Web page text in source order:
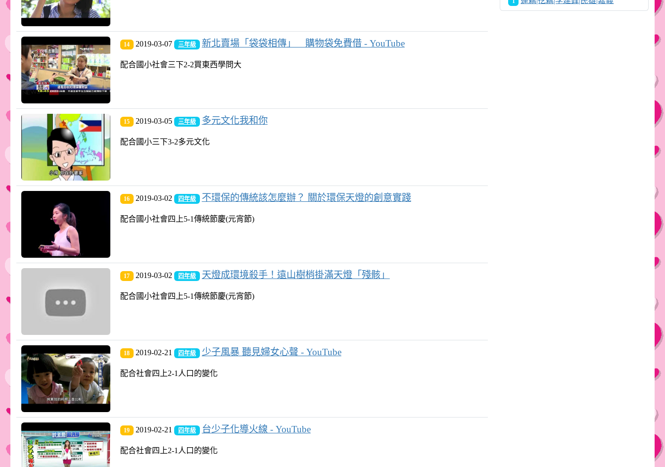
14 2019-03-07 三年級 新北賣場「袋袋相傳」 購物袋免費借 - YouTube
配合國小社會三下2-2買東西學問大
15 2019-03-05 三年級 多元文化我和你
配合國小三下3-2多元文化
16 2019-03-02 四年級 不環保的傳統該怎麼辦？ 關於環保天燈的創意實踐
配合國小社會四上5-1傳統節慶(元宵節)
17 2019-03-02 四年級 天燈成環境殺手！遠山樹梢掛滿天燈「殘骸」
配合國小社會四上5-1傳統節慶(元宵節)
18 2019-02-21 四年級 少子風暴 聽見婦女心聲 - YouTube
配合社會四上2-1人口的變化
19 2019-02-21 四年級 台少子化導火線 - YouTube
配合社會四上2-1人口的變化